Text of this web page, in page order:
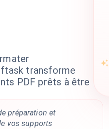
transforme
PDF prêts à être
préparation et
vos supports